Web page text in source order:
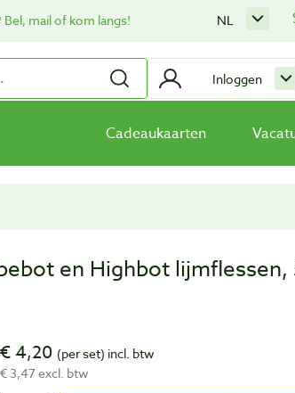
Bel, mail of kom langs! NL
Inloggen
Cadeaukaarten
en Highbot lijmflessen,
€ 4,20 (per set) incl. btw
€ 3,47 excl. btw